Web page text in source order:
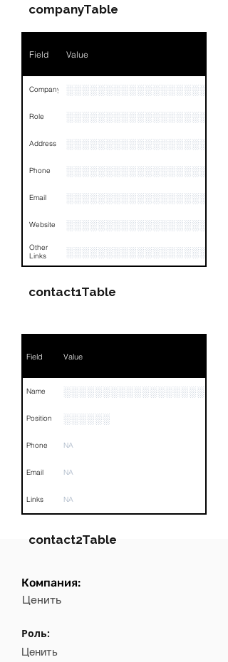
Position
Phone NA
Email
Links NA
companyTable
Field Value
Company
Role
Address
Phone
Email
Website
Other
Links
contact1Table
Field Value
Name
Position ░░░░░░
Phone NA
Email NA
Links NA
contact2Table
Field
Компания:
Ценить
Роль:
Ценить